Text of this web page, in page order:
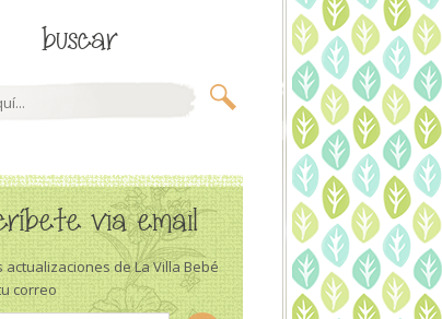
buscar
via email
actualizaciones de La Villa Bebé
correo